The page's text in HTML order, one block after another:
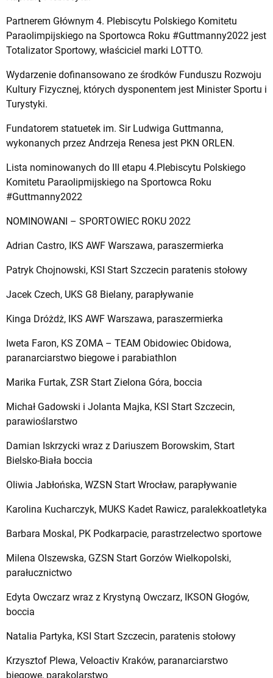
Partnerem Głównym 4. Plebiscytu Polskiego Komitetu
Paraolimpijskiego na Sportowca Roku #Guttmanny2022 jest
Totalizator Sportowy, właściciel marki LOTTO.
Wydarzenie dofinansowano ze środków Funduszu Rozwoju
Kultury Fizycznej, których dysponentem jest Minister Sportu i
Turystyki.
Fundatorem statuetek im. Sir Ludwiga Guttmanna,
wykonanych przez Andrzeja Renesa jest PKN ORLEN.
Lista nominowanych do III etapu 4.Plebiscytu Polskiego
Komitetu Paraolipmijskiego na Sportowca Roku
#Guttmanny2022
NOMINOWANI – SPORTOWIEC ROKU 2022
Adrian Castro, IKS AWF Warszawa, paraszermierka
Patryk Chojnowski, KSI Start Szczecin paratenis stołowy
Jacek Czech, UKS G8 Bielany, parapływanie
Kinga Dróżdż, IKS AWF Warszawa, paraszermierka
Iweta Faron, KS ZOMA – TEAM Obidowiec Obidowa,
paranarciarstwo biegowe i parabiathlon
Marika Furtak, ZSR Start Zielona Góra, boccia
Michał Gadowski i Jolanta Majka, KSI Start Szczecin,
parawioślarstwo
Damian Iskrzycki wraz z Dariuszem Borowskim, Start
Bielsko-Biała boccia
Oliwia Jabłońska, WZSN Start Wrocław, parapływanie
Karolina Kucharczyk, MUKS Kadet Rawicz, paralekkoatletyka
Barbara Moskal, PK Podkarpacie, parastrzelectwo sportowe
Milena Olszewska, GZSN Start Gorzów Wielkopolski,
parałucznictwo
Edyta Owczarz wraz z Krystyną Owczarz, IKSON Głogów,
boccia
Natalia Partyka, KSI Start Szczecin, paratenis stołowy
Krzysztof Plewa, Veloactiv Kraków, paranarciarstwo
biegowe, parakolarstwo